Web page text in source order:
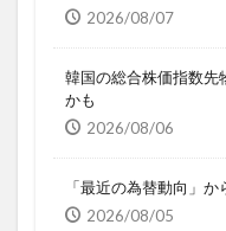
2026/08/07
韓国の総合株価指数先
かも
2026/08/06
「最近の為替動向」
2026/08/05